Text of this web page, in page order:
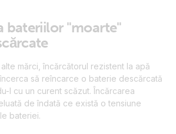
bateriilor "moarte"
mărci, încărcătorul rezistent la apă
să reîncarce o baterie descărcată
l cu un curent scăzut. Încărcarea
de îndată ce există o tensiune
bateriei.